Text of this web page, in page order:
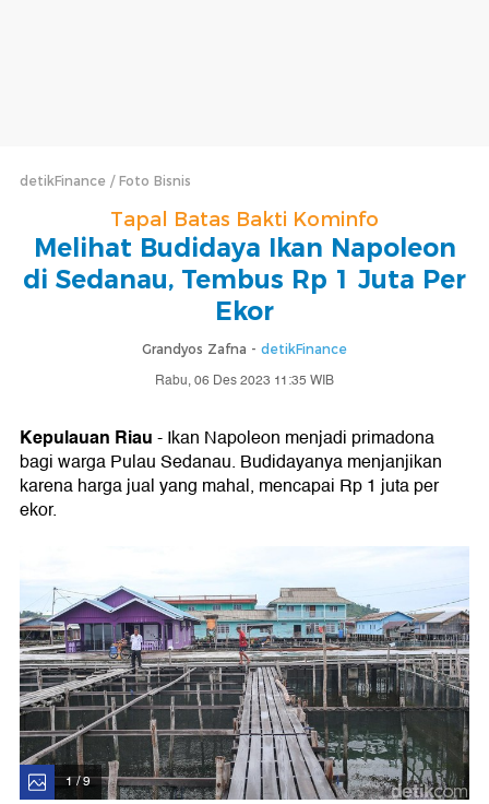
detikFinance Foto Bisnis
Tapal Batas Bakti Kominfo
Melihat Budidaya Ikan Napoleon
di Sedanau, Tembus Rp 1 Juta Per
Ekor
Grandyos Zafna - detikFinance
Rabu, 06 Des 2023 11:35 WIB
Kepulauan Riau- Ikan Napoleon menjadi primadona
bagi warga Pulau Sedanau. Budidayanya menjanjikan
karena harga jual yang mahal, mencapai Rp 1 juta per
ekor.
1 / 9